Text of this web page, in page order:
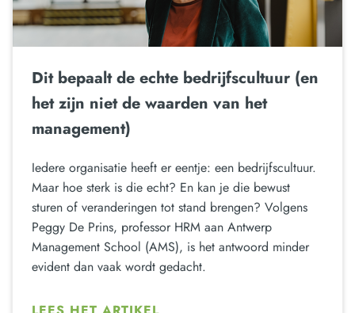
Dit bepaalt de echte bedrijfscultuur (en
het zijn niet de waarden van het
management)
Iedere organisatie heeft er eentje: een bedrijfscultuur.
Maar hoe sterk is die echt? En kan je die bewust
sturen of veranderingen tot stand brengen? Volgens
Peggy De Prins, professor HRM aan Antwerp
Management School (AMS), is het antwoord minder
evident dan vaak wordt gedacht.